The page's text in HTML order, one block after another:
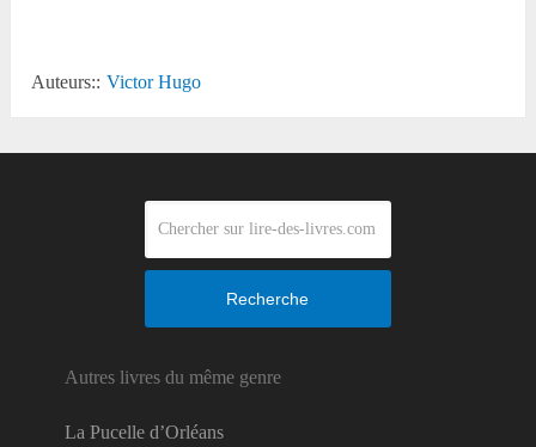
Auteurs:: Victor Hugo
Recherche
Autres livres du même genre
La Pucelle d’Orléans